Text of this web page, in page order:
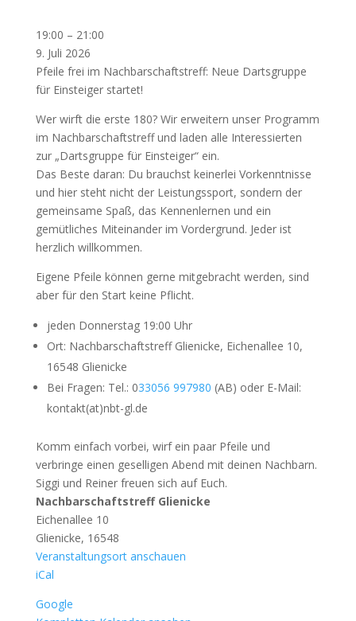
Darts
für
Anfänger
und
19:00 – 21:00
9. Juli 2026
Pfeile frei im Nachbarschaftstreff: Neue Dartsgruppe
für Einsteiger startet!
Wer wirft die erste 180? Wir erweitern unser Programm
im Nachbarschaftstreff und laden alle Interessierten
zur „Dartsgruppe für Einsteiger“ ein.
Das Beste daran: Du brauchst keinerlei Vorkenntnisse
und hier steht nicht der Leistungssport, sondern der
gemeinsame Spaß, das Kennenlernen und ein
gemütliches Miteinander im Vordergrund. Jeder ist
herzlich willkommen.
Eigene Pfeile können gerne mitgebracht werden, sind
aber für den Start keine Pflicht.
jeden Donnerstag 19:00 Uhr
Ort: Nachbarschaftstreff Glienicke, Eichenallee 10,
16548 Glienicke
Bei Fragen: Tel.: 033056 997980 (AB) oder E-Mail:
kontakt(at)nbt-gl.de
Komm einfach vorbei, wirf ein paar Pfeile und
verbringe einen geselligen Abend mit deinen Nachbarn.
Siggi und Reiner freuen sich auf Euch.
Nachbarschaftstreff Glienicke
Eichenallee 10
Glienicke, 16548
Veranstaltungsort anschauen
iCal
Google